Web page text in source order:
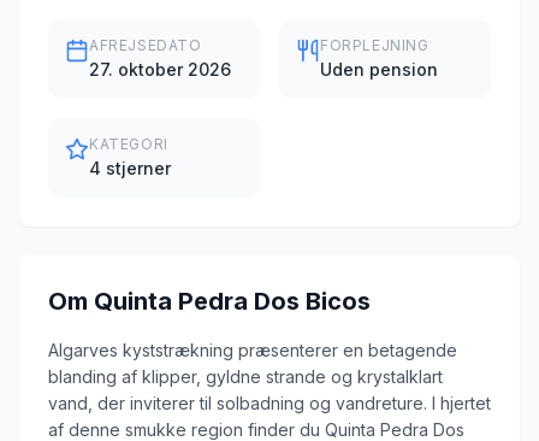
AFREJSEDATO
27. oktober 2026
FORPLEJNING
Uden pension
KATEGORI
4 stjerner
Om Quinta Pedra Dos Bicos
Algarves kyststrækning præsenterer en betagende
blanding af klipper, gyldne strande og krystalklart
vand, der inviterer til solbadning og vandreture. I hjertet
af denne smukke region finder du Quinta Pedra Dos